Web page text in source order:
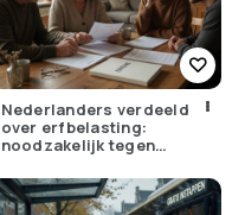
Nederlanders verdeeld
over erfbelasting:
noodzakelijk tegen